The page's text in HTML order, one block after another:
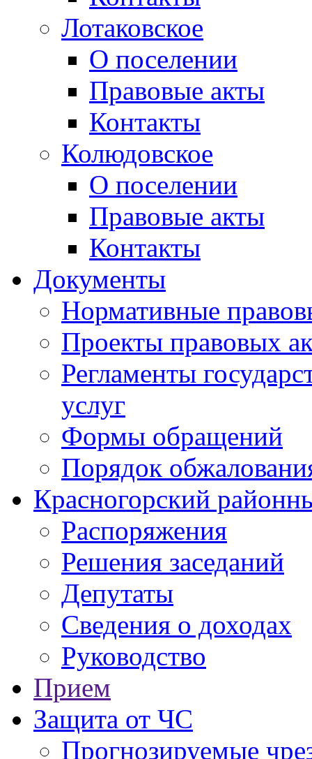
Лотаковское
О поселении
Правовые акты
Контакты
Колюдовское
О поселении
Правовые акты
Контакты
Документы
Нормативные
Проекты правовых
Регламенты
услуг
Формы обращений
Порядок
Красногорский
Распоряжения
Решения заседаний
Депутаты
Сведения о доходах
Руководство
Прием
Защита от ЧС
Прогнозируемые